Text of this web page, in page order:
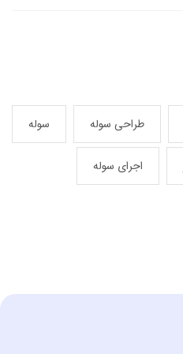
سوله طراحی سوله
اجرای سوله